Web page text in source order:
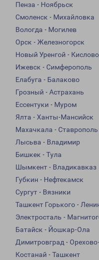
Пенза - Ноябрьск
Смоленск - Михайловка
Вологда - Могилев
Орск - Железногорск
Новый Уренгой -
Ижевск - Симферополь
Елабуга - Балаково
Грозный - Астрахань
Ессентуки - Муром
Ялта - Ханты-Мансийск
Махачкала - Ставрополь
Лысьва - Владимир
Бишкек - Тула
Шымкент - Владикавказ
Губкин - Нефтекамск
Сургут - Вязники
Ташкент Горького -
Электросталь -
Батайск - Йошкар-Ола
Димитровград -
Костанай - Ташкент